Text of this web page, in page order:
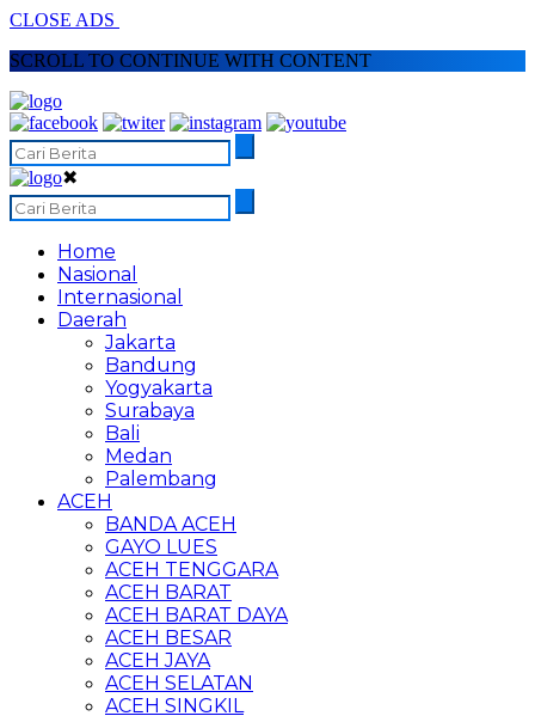
CLOSE ADS
SCROLL TO CONTINUE WITH CONTENT
✖
Home
Nasional
Internasional
Daerah
Jakarta
Bandung
Yogyakarta
Surabaya
Bali
Medan
Palembang
ACEH
BANDA ACEH
GAYO LUES
ACEH TENGGARA
ACEH BARAT
ACEH BARAT DAYA
ACEH BESAR
ACEH JAYA
ACEH SELATAN
ACEH SINGKIL